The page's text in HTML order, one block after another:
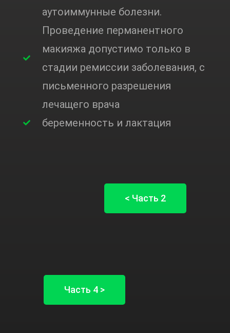
аутоиммунные болезни.
Проведение перманентного
макияжа допустимо только в
стадии ремиссии заболевания, с
письменного разрешения
лечащего врача
беременность и лактация
< Часть 2
Часть 4 >